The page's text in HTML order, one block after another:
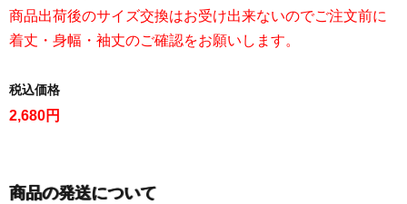
商品出荷後のサイズ交換はお受け出来ないのでご注文前に
着丈・身幅・袖丈のご確認をお願いします。
税込価格
2,680円
商品の発送について